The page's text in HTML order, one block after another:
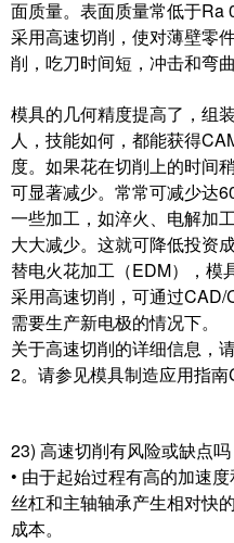
面质量。表面质量常低于Ra
采用高速切削，使对薄壁零
削，吃刀时间短，冲击和弯曲
模具的几何精度提高了，组
人，技能如何，都能获得
度。如果花在切削上的时间
可显著减少。常常可减少达
一些加工，如淬火、电解加
大大减少。这就可降低投资
替电火花加工（EDM），模
采用高速切削，可通过
需要生产新电极的情况下。
关于高速切削的详细信息，
2。请参见模具制造应用指南
23) 高速切削有风险或缺点吗
• 由于起始过程有高的加速
丝杠和主轴轴承产生相对快
成本。